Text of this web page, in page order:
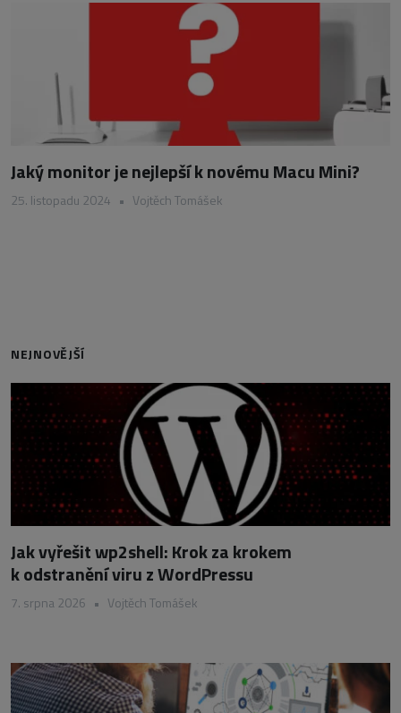
Jaký monitor je nejlepší k novému Macu Mini?
25. listopadu 2024 • Vojtěch Tomášek
NEJNOVĚJŠÍ
Jak vyřešit wp2shell: Krok za krokem
k odstranění viru z WordPressu
7. srpna 2026 • Vojtěch Tomášek